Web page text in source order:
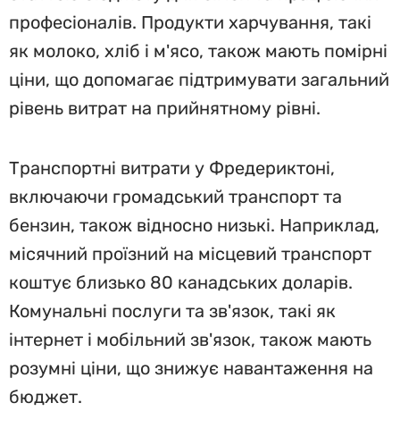
професіоналів. Продукти харчування, такі
як молоко, хліб і м'ясо, також мають помірні
ціни, що допомагає підтримувати загальний
рівень витрат на прийнятному рівні.
Транспортні витрати у Фредериктоні,
включаючи громадський транспорт та
бензин, також відносно низькі. Наприклад,
місячний проїзний на місцевий транспорт
коштує близько 80 канадських доларів.
Комунальні послуги та зв'язок, такі як
інтернет і мобільний зв'язок, також мають
розумні ціни, що знижує навантаження на
бюджет.